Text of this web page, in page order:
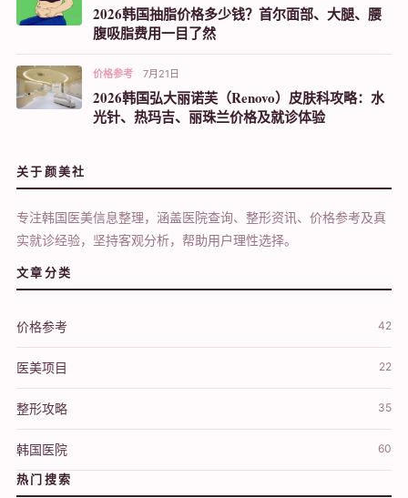
2026韩国抽脂价格多少钱？首尔面部、大腿、腰
腹吸脂费用一目了然
价格参考 7月21日
2026韩国弘大丽诺芙（Renovo）皮肤科攻略：水
光针、热玛吉、丽珠兰价格及就诊体验
关于颜美社
专注韩国医美信息整理，涵盖医院查询、整形资讯、价格参考及真
实就诊经验，坚持客观分析，帮助用户理性选择。
文章分类
价格参考 42
医美项目 22
整形攻略 35
韩国医院 60
热门搜索